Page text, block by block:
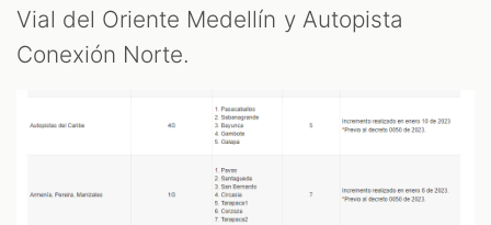
Vial del Oriente Medellín y Autopista
Conexión Norte.